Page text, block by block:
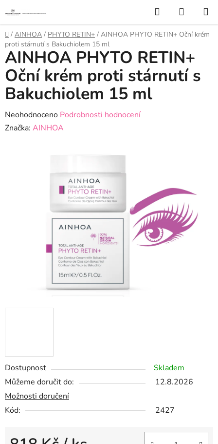
na
obsah
Hledat
KOŠÍK
Domů
/ AINHOA / PHYTO RETIN+ / AINHOA PHYTO RETIN+ Oční krém
proti stárnutí s Bakuchiolem 15 ml
Dostupnost
Skladem
Můžeme doručit do:
12.8.2026
Možnosti doručení
Kód:
2427
AINHOA PHYTO RETIN+
Oční krém proti stárnutí s
Bakuchiolem 15 ml
Průměrné
hodnocení
Neohodnoceno Podrobnosti hodnocení
Značka: AINHOA